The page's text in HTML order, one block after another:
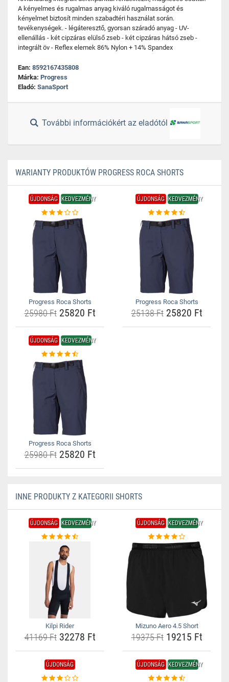
A kényelmes és rugalmas anyag kiváló rugalmasságot és
kényelmet biztosít minden szabadtéri használat során.
tevékenységek. - légáteresztő, gyorsan száradó anyag - UV-
ellenállás - két cipzáras elülső zseb - két cipzáras hátsó zseb -
integrált öv - Reflex elemek 86% Nylon + 14% Spandex
Ean: 8592167435808
Márka: Progress
Eladó: SanaSport
További információkért az eladótól
WARIANTY PRODUKTÓW PROGRESS ROCA SHORTS
ÚJDONSÁG KEDVEZMÉNY
Progress Roca Shorts
25980 Ft25820 Ft
ÚJDONSÁG KEDVEZMÉNY
Progress Roca Shorts
25138 Ft25820 Ft
ÚJDONSÁG KEDVEZMÉNY
Progress Roca Shorts
25980 Ft25820 Ft
INNE PRODUKTY Z KATEGORII SHORTS
ÚJDONSÁG KEDVEZMÉNY
Kilpi Rider
41169 Ft32278 Ft
ÚJDONSÁG KEDVEZMÉNY
Mizuno Aero 4.5 Short
19375 Ft19215 Ft
ÚJDONSÁG ÚJDONSÁG KEDVEZMÉNY